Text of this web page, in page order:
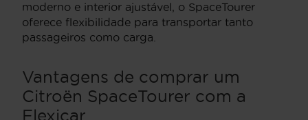
moderno e interior ajustável, o SpaceTourer
oferece flexibilidade para transportar tanto
passageiros como carga.
Vantagens de comprar um
Citroën SpaceTourer com a
Flexicar